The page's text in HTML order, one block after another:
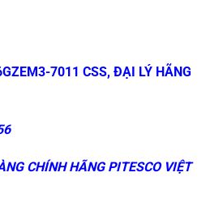
7011 CSS, ĐẠI LÝ HÃNG
CHÍNH HÃNG PITESCO VIỆT